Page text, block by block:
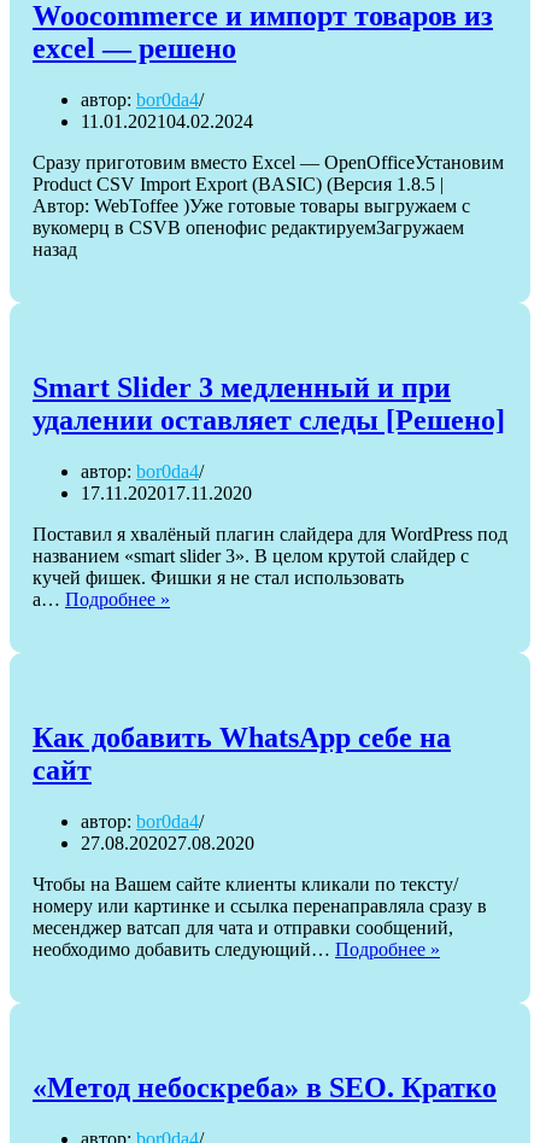
и
Woocommerce и импорт товаров из
excel — решено
автор: bor0da4
11.01.202104.02.2024
Сразу приготовим вместо Excel — OpenOfficeУстановим
Product CSV Import Export (BASIC) (Версия 1.8.5 |
Автор: WebToffee )Уже готовые товары выгружаем с
вукомерц в CSVВ опенофис редактируемЗагружаем
назад
Smart Slider 3 медленный и при
удалении оставляет следы [Решено]
автор: bor0da4
17.11.202017.11.2020
Поставил я хвалёный плагин слайдера для WordPress под
названием «smart slider 3». В целом крутой слайдер с
кучей фишек. Фишки я не стал использовать
а… Подробнее »
удалении
оставляет
Как добавить WhatsApp себе на
сайт
автор: bor0da4
27.08.202027.08.2020
Чтобы на Вашем сайте клиенты кликали по тексту/
номеру или картинке и ссылка перенаправляла сразу в
месенджер ватсап для чата и отправки сообщений,
необходимо добавить следующий… Подробнее »
«Метод небоскреба» в SEO. Кратко
автор: bor0da4